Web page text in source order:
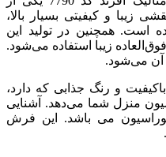
زیبا و کیفیتی بسیار بالا،
است. همچنین در تولید این
زیبا استفاده می‌شود.
آن می‌شود.
7790 با بافت باکیفیت و رنگ جذابی که دارد،
منزل شما می‌دهد. آشنایی
می ‌باشد. این فرش